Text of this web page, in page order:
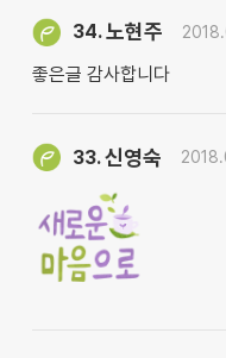
34.노현주
좋은글 감사합니다
33.신영숙